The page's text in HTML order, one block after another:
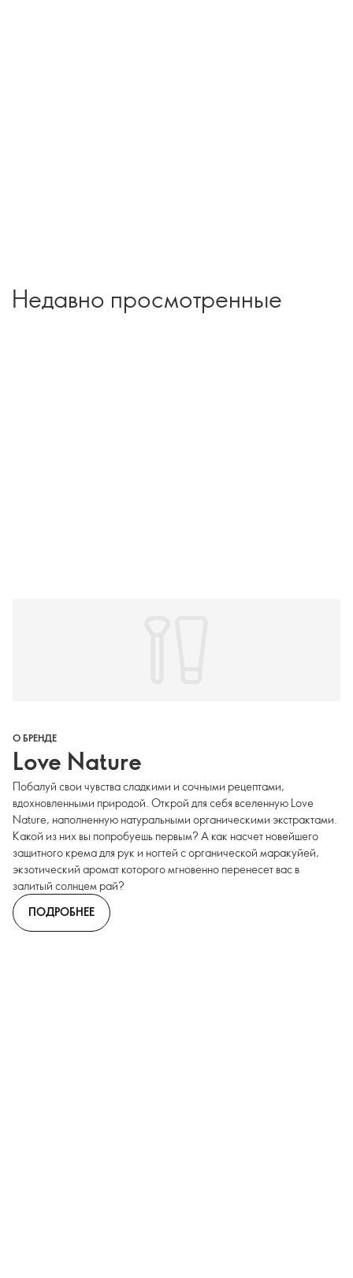
Недавно просмотренные
О БРЕНДЕ
Love Nature
Побалуй свои чувства сладкими и сочными рецептами,
вдохновленными природой. Открой для себя вселенную Love
Nature, наполненную натуральными органическими экстрактами.
Какой из них вы попробуешь первым? А как насчет новейшего
защитного крема для рук и ногтей с органической маракуйей,
экзотический аромат которого мгновенно перенесет вас в
залитый солнцем рай?
ПОДРОБНЕЕ